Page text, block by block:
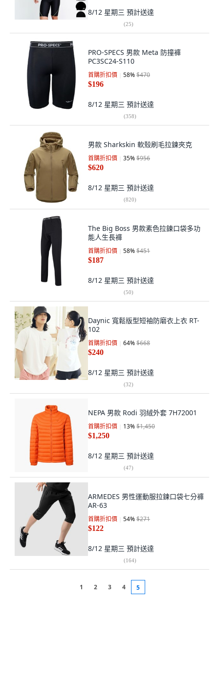
8/12 星期三 預計送達
(25)
PRO-SPECS 男款 Meta 防撞褲
PC3SC24-S110
首購折扣價 58%$470
$196
8/12 星期三 預計送達
(358)
男款 Sharkskin 軟殼刷毛拉鍊夾克
首購折扣價 35%$956
$620
8/12 星期三 預計送達
(820)
The Big Boss 男款素色拉鍊口袋多功
能人生長褲
首購折扣價 58%$451
$187
8/12 星期三 預計送達
(50)
Daynic 寬鬆版型短袖防磨衣上衣 RT-
102
首購折扣價 64%$668
$240
8/12 星期三 預計送達
(32)
NEPA 男款 Rodi 羽絨外套 7H72001
首購折扣價 13%$1,450
$1,250
8/12 星期三 預計送達
(47)
ARMEDES 男性運動服拉鍊口袋七分褲
AR-63
首購折扣價 54%$271
$122
8/12 星期三 預計送達
(164)
1 2 3 4 5